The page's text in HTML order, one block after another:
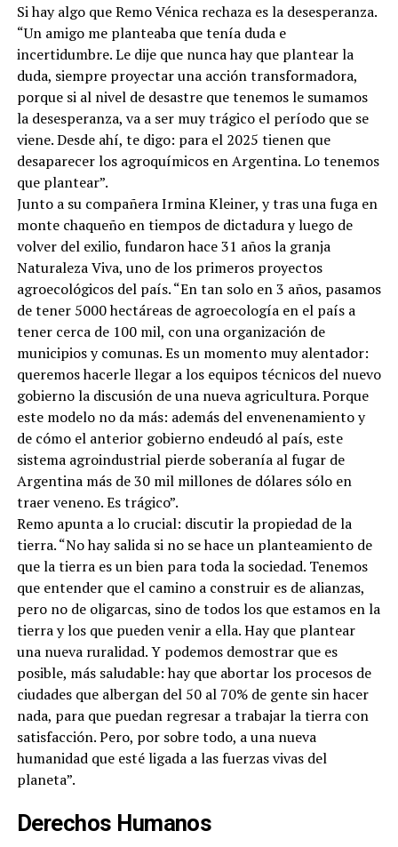
Si hay algo que Remo Vénica rechaza es la desesperanza.
“Un amigo me planteaba que tenía duda e
incertidumbre. Le dije que nunca hay que plantear la
duda, siempre proyectar una acción transformadora,
porque si al nivel de desastre que tenemos le sumamos
la desesperanza, va a ser muy trágico el período que se
viene. Desde ahí, te digo: para el 2025 tienen que
desaparecer los agroquímicos en Argentina. Lo tenemos
que plantear”.
Junto a su compañera Irmina Kleiner, y tras una fuga en
monte chaqueño en tiempos de dictadura y luego de
volver del exilio, fundaron hace 31 años la granja
Naturaleza Viva, uno de los primeros proyectos
agroecológicos del país. “En tan solo en 3 años, pasamos
de tener 5000 hectáreas de agroecología en el país a
tener cerca de 100 mil, con una organización de
municipios y comunas. Es un momento muy alentador:
queremos hacerle llegar a los equipos técnicos del nuevo
gobierno la discusión de una nueva agricultura. Porque
este modelo no da más: además del envenenamiento y
de cómo el anterior gobierno endeudó al país, este
sistema agroindustrial pierde soberanía al fugar de
Argentina más de 30 mil millones de dólares sólo en
traer veneno. Es trágico”.
Remo apunta a lo crucial: discutir la propiedad de la
tierra. “No hay salida si no se hace un planteamiento de
que la tierra es un bien para toda la sociedad. Tenemos
que entender que el camino a construir es de alianzas,
pero no de oligarcas, sino de todos los que estamos en la
tierra y los que pueden venir a ella. Hay que plantear
una nueva ruralidad. Y podemos demostrar que es
posible, más saludable: hay que abortar los procesos de
ciudades que albergan del 50 al 70% de gente sin hacer
nada, para que puedan regresar a trabajar la tierra con
satisfacción. Pero, por sobre todo, a una nueva
humanidad que esté ligada a las fuerzas vivas del
planeta”.
Derechos Humanos